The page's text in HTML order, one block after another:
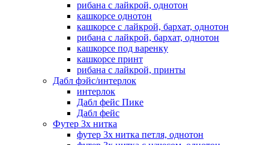
рибана с лайкрой, однотон
кашкорсе однотон
кашкорсе с лайкрой, бархат, однотон
рибана с лайкрой, бархат, однотон
кашкорсе под варенку
кашкорсе принт
рибана с лайкрой, принты
Дабл фэйс/интерлок
интерлок
Дабл фейс Пике
Дабл фейс
Футер 3х нитка
футер 3х нитка петля, однотон